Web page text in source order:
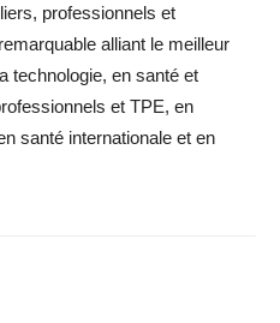
professionnels et
alliant le meilleur
technologie, en santé et
et TPE, en
santé internationale et en